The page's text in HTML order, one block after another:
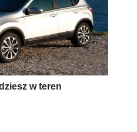
w teren